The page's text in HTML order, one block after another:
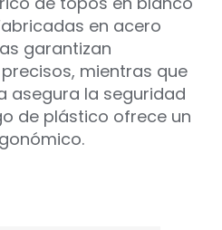
en acero
garantizan
mientras que
asegura la seguridad
de plástico ofrece un